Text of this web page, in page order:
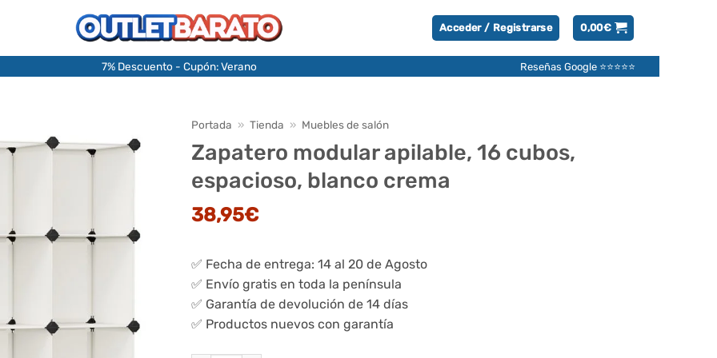
Acceder / Registrarse 0,00€
7% Descuento - Cupón: Verano Reseñas Google ⭐⭐⭐⭐⭐
Portada » Tienda » Muebles de salón
Zapatero modular apilable, 16 cubos,
espacioso, blanco crema
38,95€
✅ Fecha de entrega: 14 al 20 de Agosto
✅ Envío gratis en toda la península
✅ Garantía de devolución de 14 días
✅ Productos nuevos con garantía